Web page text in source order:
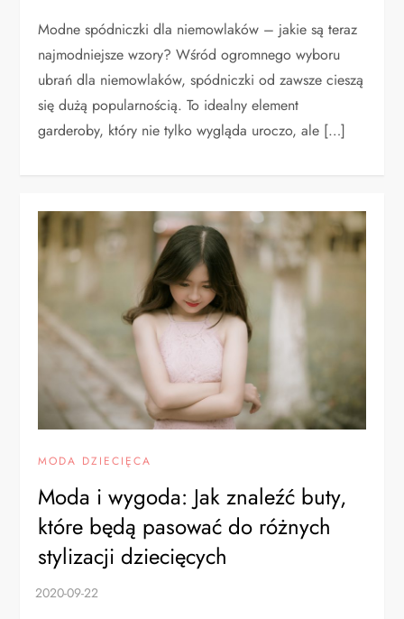
Modne spódniczki dla niemowlaków – jakie są teraz
najmodniejsze wzory? Wśród ogromnego wyboru
ubrań dla niemowlaków, spódniczki od zawsze cieszą
się dużą popularnością. To idealny element
garderoby, który nie tylko wygląda uroczo, ale […]
MODA DZIECIĘCA
Moda i wygoda: Jak znaleźć buty,
które będą pasować do różnych
stylizacji dziecięcych